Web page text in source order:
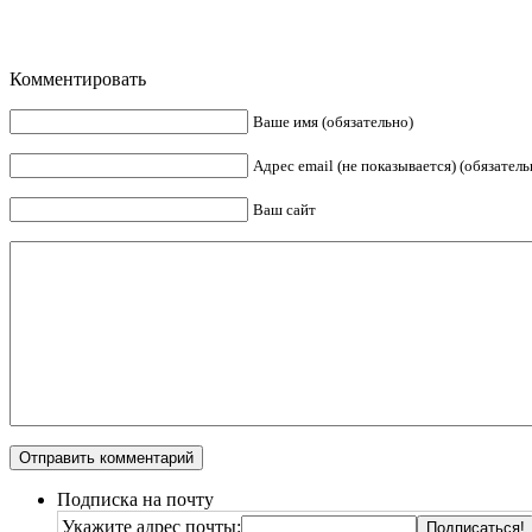
Комментировать
Ваше имя (обязательно)
Адрес email (не показывается)
Ваш сайт
Подписка на почту
Укажите адрес почты: